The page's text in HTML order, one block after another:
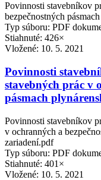
Povinnosti stavebníkov
bezpečnostných
Typ súboru: PDF
Stiahnuté: 426×
Vložené: 10. 5. 2021
Povinnosti
stavebných prác v
pásmach
Povinnosti stavebníkov
v ochranných a
zariadení.pdf
Typ súboru: PDF
Stiahnuté: 401×
Vložené: 10. 5. 2021